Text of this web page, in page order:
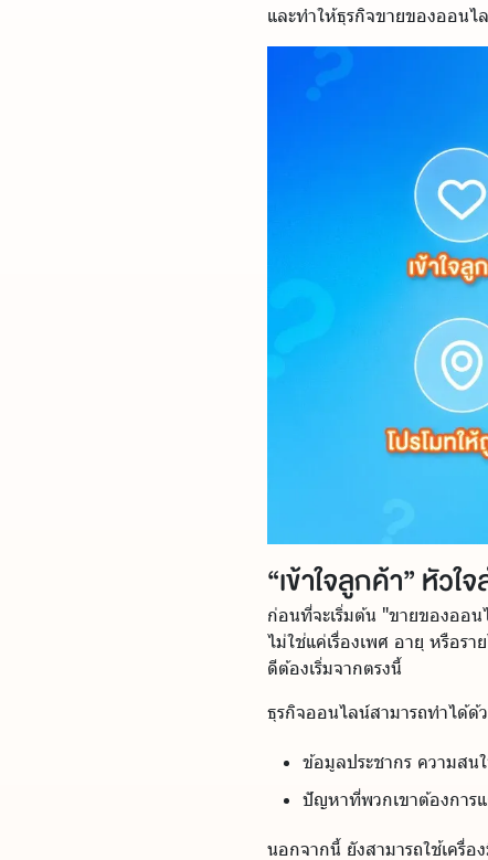
และทำให้ธุรกิจขายของออนไ
“เข้าใจลูกค้า” หัว
ก่อนที่จะเริ่มต้น "ขายของออ
ไม่ใช่แค่เรื่องเพศ อายุ หรือร
ดีต้องเริ่มจากตรงนี้
ธุรกิจออนไลน์สามารถทำได้ด้ว
ข้อมูลประชากร ความสน
ปัญหาที่พวกเขาต้องการ
นอกจากนี้ ยังสามารถใช้เครื่